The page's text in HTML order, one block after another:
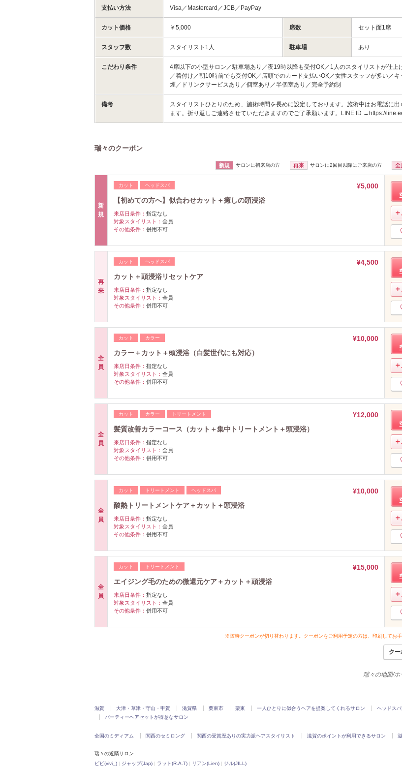
支払い方法 Visa／Mastercard／JCB／PayPay
カット価格 ￥5,000 席数 セット面1席
スタッフ数 スタイリスト1人 駐車場 あり
こだわり条件
4席以下の小型サロン／駐車場あり／夜19時以降も受付OK／1人のスタイリストが仕上
／着付け／朝10時前でも受付OK／店頭でのカード支払いOK／女性スタッフが多い／
煙／ドリンクサービスあり／個室あり／半個室あり／完全予約制
備考
スタイリストひとりのため、施術時間を長めに設定しております。施術中はお電話に
ます。折り返しご連絡させていただきますのでご了承願います。LINE ID →https://
瑞々のクーポン
新規 サロンに初来店の方 再来 サロンに2回目以降にご来店の方 全
新
規
カット ヘッドスパ
¥5,000
【初めての方へ】似合わせカット＋癒しの頭浸浴
来店日条件： 指定なし
対象スタイリスト： 全員
その他条件： 併用不可
再
来
カット ヘッドスパ
¥4,500
カット＋頭浸浴リセットケア
来店日条件： 指定なし
対象スタイリスト： 全員
その他条件： 併用不可
全
員
カット カラー
¥10,000
カラー＋カット＋頭浸浴（白髪世代にも対応）
来店日条件： 指定なし
対象スタイリスト： 全員
その他条件： 併用不可
全
員
カット カラー トリートメント
¥12,000
髪質改善カラーコース（カット＋集中トリートメント＋頭浸浴）
来店日条件： 指定なし
対象スタイリスト： 全員
その他条件： 併用不可
全
員
カット トリートメント ヘッドスパ
¥10,000
酸熱トリートメントケア＋カット＋頭浸浴
来店日条件： 指定なし
対象スタイリスト： 全員
その他条件： 併用不可
全
員
カット トリートメント
¥15,000
エイジング毛のための微還元ケア＋カット＋頭浸浴
来店日条件： 指定なし
対象スタイリスト： 全員
その他条件： 併用不可
※随時クーポンが切り替わります。クーポンをご利用予定の方は、印刷してお手
ク
瑞々の地図/
滋賀 大津・草津・守山・甲賀 滋賀県 栗東市 栗東 一人ひとりに似合うヘアを提案してくれるサロン ヘッドス
パーティーヘアセットが得意なサロン
全国のミディアム 関西のセミロング 関西の受賞歴ありの実力派ヘアスタイリスト 滋賀のポイントが利用できるサロン
瑞々の近隣サロン
ビビ(vivi_) | ジャップ(Jap) | ラット(R.A.T) | リアン(Lien) | ジル(JILL)